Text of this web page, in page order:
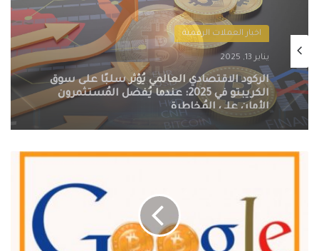
اخبار العملات الرقمية
يناير 13, 2025
التنظيمات الحكومية الصارمة تُطيح بسوق
الكريبتو في 2025: سيف ذو حدين على
مستقبل العملات الرقمية
تحديث
الخاصة